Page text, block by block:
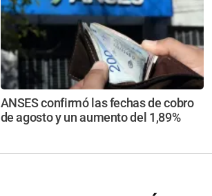
ANSES confirmó las fechas de cobro
de agosto y un aumento del 1,89%